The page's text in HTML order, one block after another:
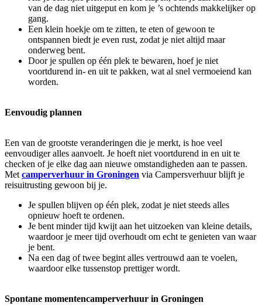
van de dag niet uitgeput en kom je ’s ochtends makkelijker op
gang.
Een klein hoekje om te zitten, te eten of gewoon te
ontspannen biedt je even rust, zodat je niet altijd maar
onderweg bent.
Door je spullen op één plek te bewaren, hoef je niet
voortdurend in- en uit te pakken, wat al snel vermoeiend kan
worden.
Eenvoudig plannen
Een van de grootste veranderingen die je merkt, is hoe veel
eenvoudiger alles aanvoelt. Je hoeft niet voortdurend in en uit te
checken of je elke dag aan nieuwe omstandigheden aan te passen.
Met camperverhuur in Groningen via Campersverhuur blijft je
reisuitrusting gewoon bij je.
Je spullen blijven op één plek, zodat je niet steeds alles
opnieuw hoeft te ordenen.
Je bent minder tijd kwijt aan het uitzoeken van kleine details,
waardoor je meer tijd overhoudt om echt te genieten van waar
je bent.
Na een dag of twee begint alles vertrouwd aan te voelen,
waardoor elke tussenstop prettiger wordt.
Spontane momentencamperverhuur in Groningen